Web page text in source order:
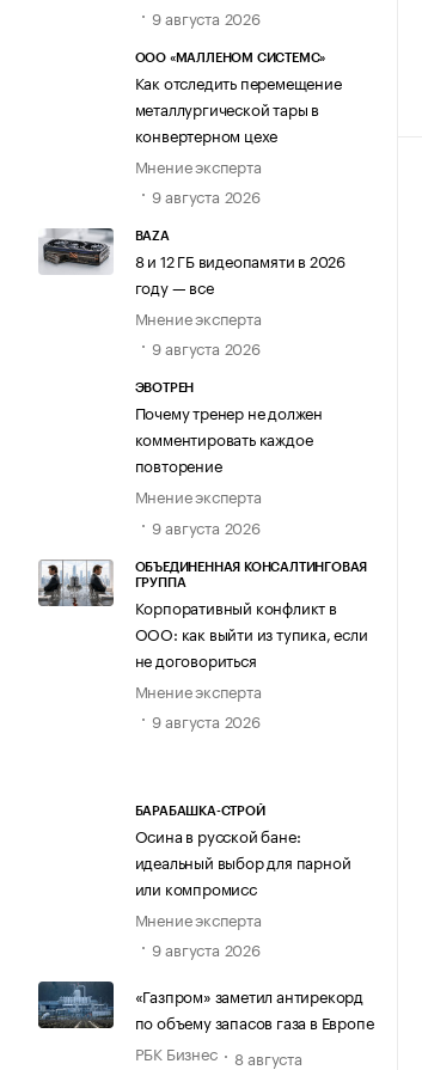
9 августа 2026
ООО «МАЛЛЕНОМ СИСТЕМС»
Как отследить перемещение
металлургической тары в
конвертерном цехе
Мнение эксперта
9 августа 2026
BAZA
8 и 12 ГБ видеопамяти в 2026
году — все
Мнение эксперта
9 августа 2026
ЭВОТРЕН
Почему тренер не должен
комментировать каждое
повторение
Мнение эксперта
9 августа 2026
ОБЪЕДИНЕННАЯ КОНСАЛТИНГОВАЯ
ГРУППА
Корпоративный конфликт в
ООО: как выйти из тупика, если
не договориться
Мнение эксперта
9 августа 2026
БАРАБАШКА-СТРОЙ
Осина в русской бане:
идеальный выбор для парной
или компромисс
Мнение эксперта
9 августа 2026
«Газпром» заметил антирекорд
по объему запасов газа в Европе
РБК Бизнес
8 августа